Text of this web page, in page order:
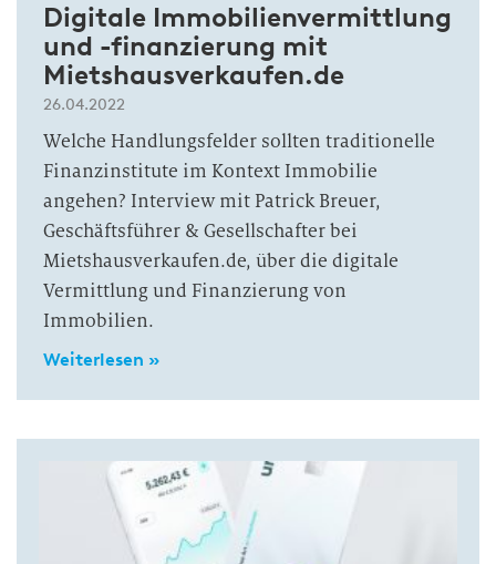
Digitale Immobilienvermittlung
und -finanzierung mit
Mietshausverkaufen.de
26.04.2022
Welche Handlungsfelder sollten traditionelle
Finanzinstitute im Kontext Immobilie
angehen? Interview mit Patrick Breuer,
Geschäftsführer & Gesellschafter bei
Mietshausverkaufen.de, über die digitale
Vermittlung und Finanzierung von
Immobilien.
Weiterlesen »